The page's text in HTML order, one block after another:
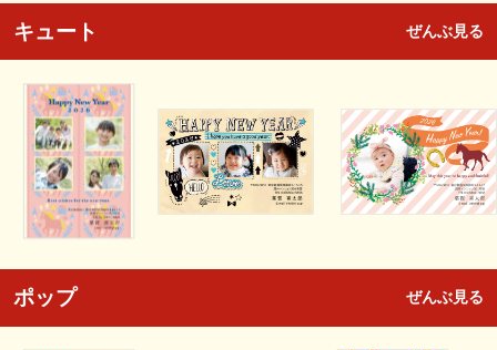
キュート ぜんぶ見る
ポップ ぜんぶ見る